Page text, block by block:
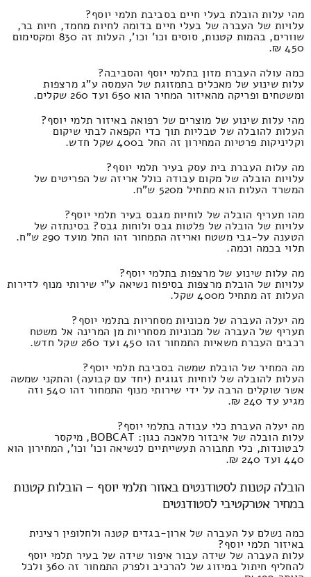
מהי עלות הובלת בעלי חיים בסביבת תלמי יוסף?
עלויות של העברה של בעלי חיים בדומה לחיות מחמד, חיות בר,
שוורים, בהמות קטנות, סוסים וכו' וכו', העלות זה 830 ומקסימום
450 ₪.
כמה עולה העברת מזון בתלמי יוסף והסביבה?
עלות שינוע של מאכלים בתמזוגת של העמסה ע"ג מרצפות
ומשטחים ופריקה מהאיזור המחיר הוא 650 ועד 260 שקלים.
מהי עלות שינוע של מוצרים של רפואה באיזור תלמי יוסף?
העלות להובלה של טבליות תוך כדי הקפאה לבתי שיקום
וקליניקות פרטיות המחירון זה החל ב400 שקל חדש.
מה עלות העברת בית עסק בעיר תלמי יוסף?
עלויות הובלה של מקום עבודה כולל אריזה של הפריטים של
המשרד העלות הוא מתחיל מ520 ש"ח.
מהו תעריף הובלה של לוחיות מגבס בעיר תלמי יוסף?
עלויות של הובלה של פלטות גבס ולוחות גבס? בסינתזה של
הטענה על-גבי משטח ואריזה התמחור זהו החל מועד 290 ש"ח.
תלוי בכמה וכמה.
מה עלות שינוע של מרצפות בתלמי יוסף?
עלויות של הובלת מרצפות בסיפוח נשיאה ע"י שירותי מנוף לדירות
העלות זה מתחיל מ400 שקל.
מה יעלה העברה של מכוניות מסחריות בתלמי יוסף?
תעריף של העברה של מכוניות מסחריות מן המרינה אל משטח
רכבים העברת משאיות התמחור זהו 450 ועד 260 שקל חדש.
מה המחיר של הובלת שמשה בסביבת תלמי יוסף?
העלות להובלה של לוחיות זגוגית (יחד עם קבועה) והתקני שמשה
אשר שוקלים הרבה על ידי שירותי מנוף התמחור זהו 540 וזה
מגיע עד 240 ₪.
מה יעלה העברת כלי עבודה בתלמי יוסף?
עלות הובלה של איבזור מלאכה כגון: BOBCAT, מיקסר
לבטונדות, כלי תחבורה תעשייתיים לנשיאה וכו' וכו', המחירון הוא
440 ועד 240 ₪.
הובלה קטנות לסטודנטים באזור תלמי יוסף – הובלות קטנות
במחיר אטרקטיבי לסטודנטים
כמה נשלם על העברה של ארון-בגדים קטנה ולחלופין רצינית
באיזור תלמי יוסף?
עלות העברה של שידה עבור איפור שידה של בעיר תלמי יוסף
להחליף חיתול במיזוג של להרכיב ולפרק התמחור זה 360 ולכל